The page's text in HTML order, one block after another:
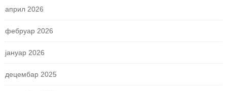
април 2026
фебруар 2026
јануар 2026
децембар 2025